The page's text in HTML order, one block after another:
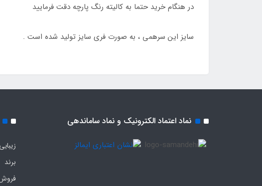
در هنگام خرید حتما به کالیته رنگ پارچه دقت فرمایید
سایز این سرهمی ، به صورت فری سایز تولید شده است .
نماد اعتماد الکترونیک و نماد ساماندهی
برند